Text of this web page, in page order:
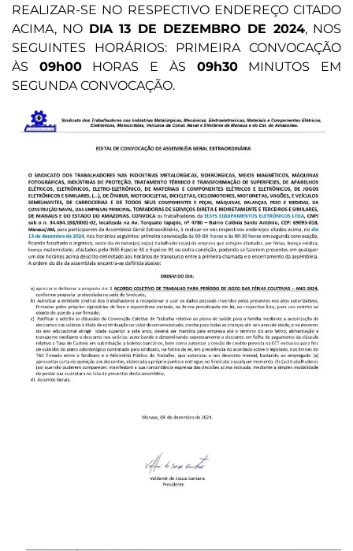
REALIZAR-SE NO RESPECTIVO ENDEREÇO CITADO
ACIMA, NO DIA 13 DE DEZEMBRO DE 2024, NOS
SEGUINTES HORÁRIOS: PRIMEIRA CONVOCAÇÃO
ÀS 09h00HORAS E ÀS 09h30MINUTOS EM
SEGUNDA CONVOCAÇÃO.